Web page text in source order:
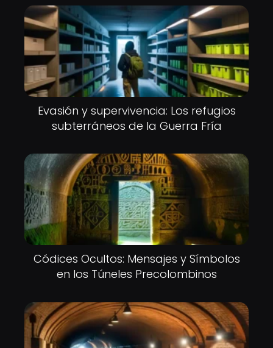
Evasión y supervivencia: Los refugios
subterráneos de la Guerra Fría
Códices Ocultos: Mensajes y Símbolos
en los Túneles Precolombinos